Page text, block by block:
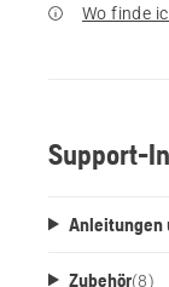
Wo finde
Support-
Anleitungen
Zubehör(8)